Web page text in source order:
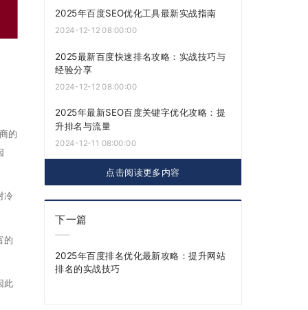
的
冷
的
此
2025年百度SEO优化工具最新实战指南
2024-12-12 08:00:00
2025最新百度快速排名攻略：实战技巧与
经验分享
2024-12-12 08:00:00
2025年最新SEO百度关键字优化攻略：提
升排名与流量
2024-12-11 08:00:00
点击阅读更多内容
下一篇
2025年百度排名优化最新攻略：提升网站
排名的实战技巧